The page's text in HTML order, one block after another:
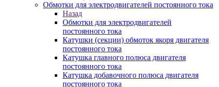
Обмотки для электродвигателей постоянного тока
Назад
Обмотки для электродвигателей
постоянного тока
Катушки (секции) обмоток якоря двигателя
постоянного тока
Катушка главного полюса двигателя
постоянного тока
Катушка добавочного полюса двигателя
постоянного тока